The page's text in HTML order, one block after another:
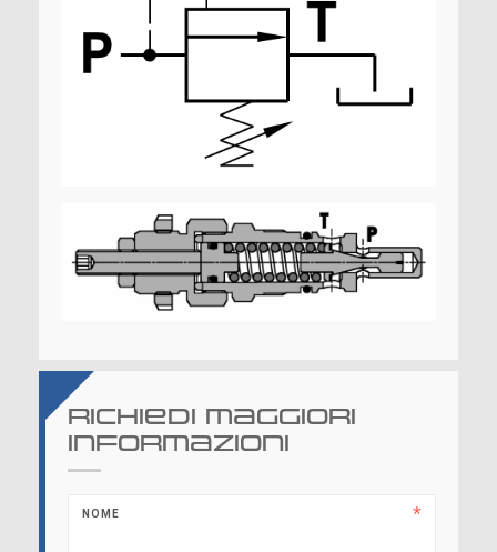
Richiedi maggiori
informazioni
NOME